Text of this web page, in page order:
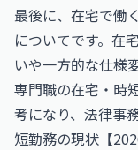
最後に、在宅で働
についてです。在
いや一方的な仕様
専門職の在宅・時
考になり、 法律事
短勤務の現状【